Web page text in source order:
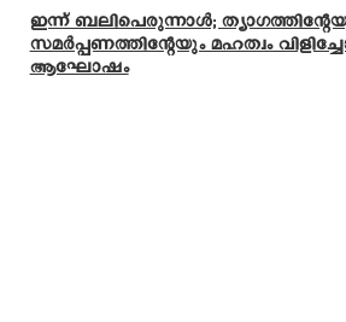
ഇന്ന് ബലിപെരുന്നാള്‍;
സമര്‍പ്പണത്തിന്റേയും മഹത്വം
ആഘോഷം